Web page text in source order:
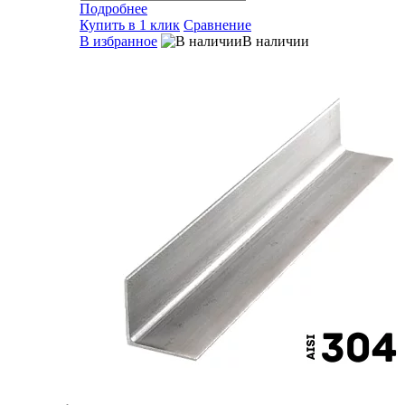
Подробнее
Купить в 1 клик Сравнение
В избранное
В наличии